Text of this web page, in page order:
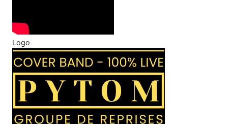
Logo